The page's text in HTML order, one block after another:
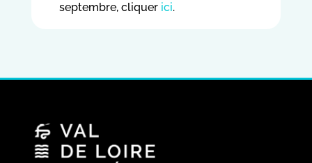
septembre, cliquer ici.